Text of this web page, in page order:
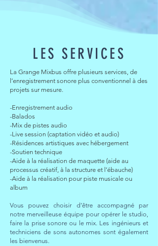
LES SERVICES
La Grange Mixbus offre plusieurs services, de
l’enregistrement sonore plus conventionnel à des
projets sur mesure.
-Enregistrement audio
-Balados
-Mix de pistes audio
-Live session (captation vidéo et audio)
-Résidences artistiques avec hébergement
-Soutien technique
-Aide à la réalisation de maquette (aide au
processus créatif, à la structure et l’ébauche)
-Aide à la réalisation pour piste musicale ou
album
Vous pouvez choisir d’être accompagné par
notre merveilleuse équipe pour opérer le studio,
faire la prise sonore ou le mix. Les ingénieurs et
techniciens de sons autonomes sont également
les bienvenus.